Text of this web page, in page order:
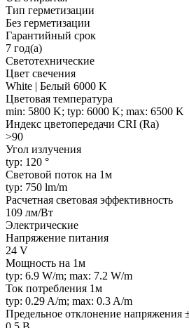
Тип герметизации
Без герметизации
Гарантийный срок
7 год(а)
Светотехнические
Цвет свечения
White | Белый 6000 K
Цветовая температура
min: 5800 K; typ: 6000 K; max: 6500 K
Индекс цветопередачи CRI (Ra)
>90
Угол излучения
typ: 120 °
Световой поток на 1м
typ: 750 lm/m
Расчетная световая эффективность
109 лм/Вт
Электрические
Напряжение питания
24 V
Мощность на 1м
typ: 6.9 W/m; max: 7.2 W/m
Ток потребления 1м
typ: 0.29 A/m; max: 0.3 A/m
Предельное отклонение напряжения